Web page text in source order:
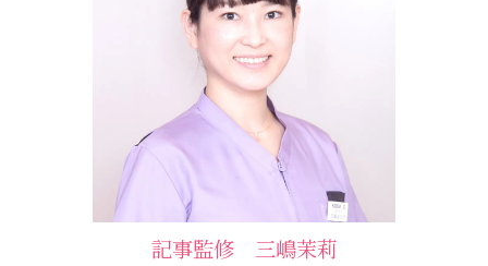
記事監修 三嶋茉莉